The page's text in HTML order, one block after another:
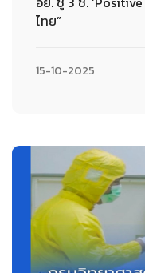
ไทย”
15-10-2025